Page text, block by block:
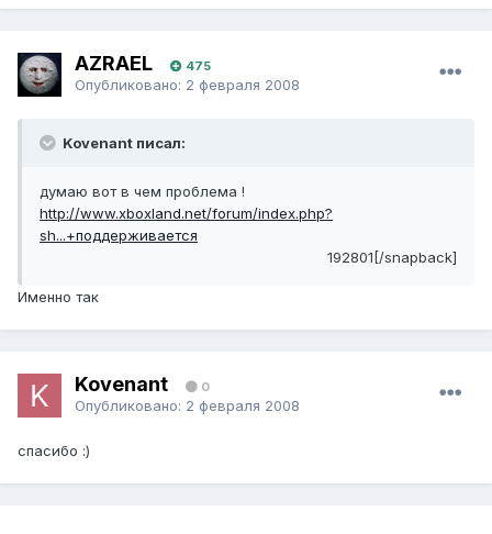
AZRAEL 475
Опубликовано: 2 февраля 2008
Kovenant писал:
думаю вот в чем проблема !
http://www.xboxland.net/forum/index.php?
sh...+поддерживается
192801[/snapback]
Именно так
Kovenant 0
Опубликовано: 2 февраля 2008
спасибо :)